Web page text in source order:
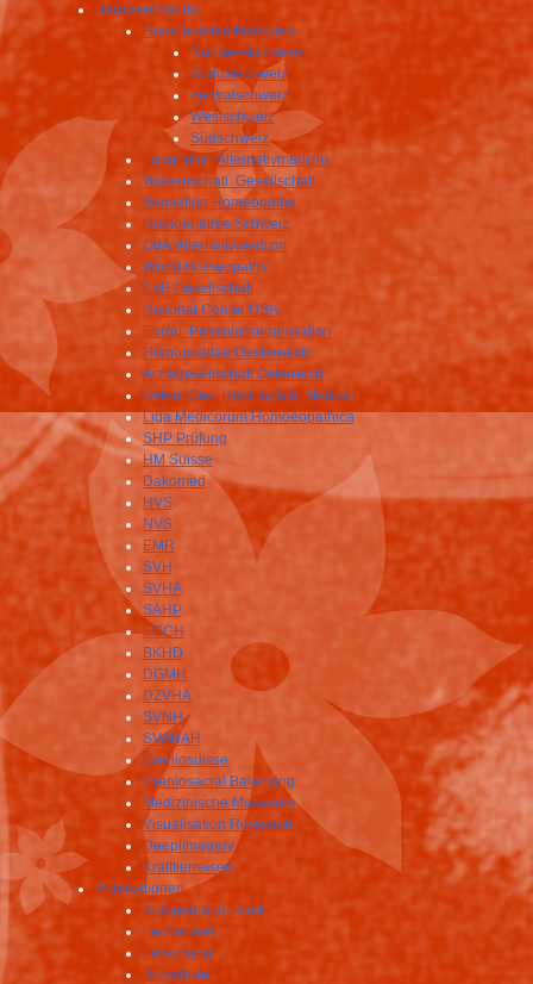
Berufsverbände
Homöopathie Netzwerk
Nordwestschweiz
Südostschweiz
Zentralschweiz
Westschweiz
Südschweiz
Föderation Alternativmedizin
Wissenschatl. Gesellschaft
Sensation Homeopathy
Homöopathie Schweiz
OdA Alternativmedizin
World Homeopathy
CvB Gesellschaft
National Center USA
Europ. Patientenorganisation
Homöopathie Oesterreich
Ärztegesellschaft Österreich
Österr. Ges. Homöopath. Medizin
Liga Medicorum Homoeopathica
SHP Prüfung
HM Suisse
Dakomed
HVS
NVS
EMR
SVH
SVHA
SAHP
ECCH
BKHD
DGMH
DZVHÄ
SVNH
SVANAH
Craniosuisse
Craniosacral Balancing
Medizinische Masseure
Visualisation Research
Deeplimagery
Krafttierreisen
Publikationen
Kompendium Klnik
Fachartikel
Forschung
Broschüre